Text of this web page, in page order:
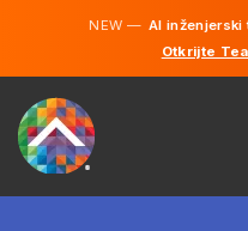
NEW —AI inženjerski
Otkrijte